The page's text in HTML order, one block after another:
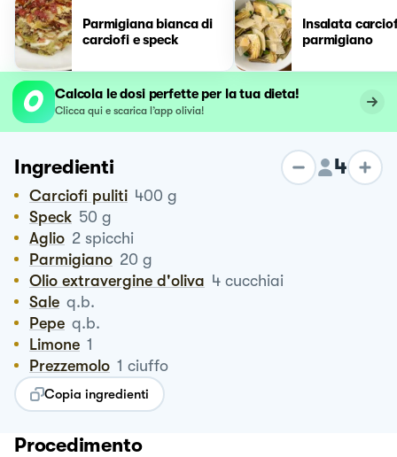
Parmigiana bianca di
carciofi e speck
Insalata
parmigiano
Calcola le dosi perfette per la tua dieta!
Clicca qui e scarica l’app olivia!
Ingredienti 4
Carciofi puliti 400 g
Speck 50 g
Aglio 2 spicchi
Parmigiano 20 g
Olio extravergine d'oliva 4 cucchiai
Sale q.b.
Pepe q.b.
Limone 1
Prezzemolo 1 ciuffo
Copia ingredienti
Procedimento